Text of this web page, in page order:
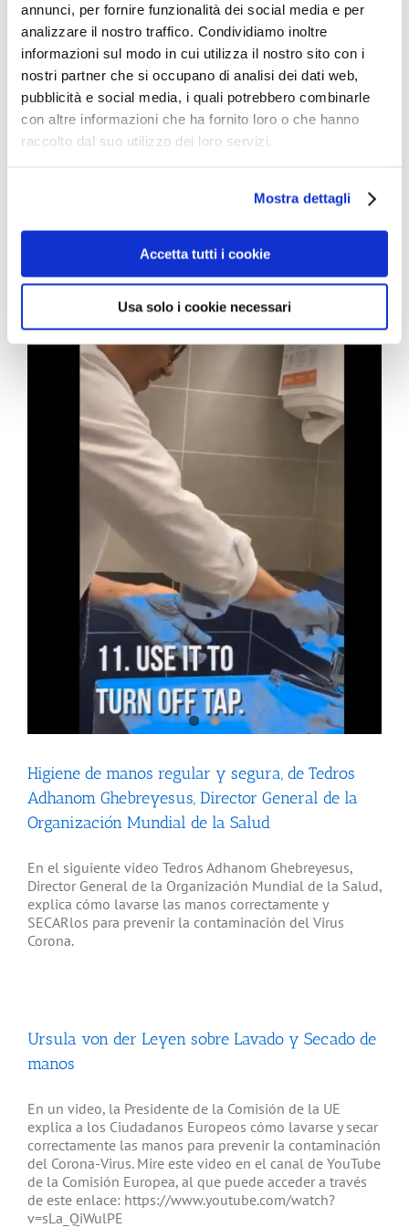
annunci, per fornire funzionalità dei social media e per
analizzare il nostro traffico. Condividiamo inoltre
informazioni sul modo in cui utilizza il nostro sito con i
nostri partner che si occupano di analisi dei dati web,
pubblicità e social media, i quali potrebbero combinarle
con altre informazioni che ha fornito loro o che hanno
raccolto dal suo utilizzo dei loro servizi.
Mostra dettagli
Accetta tutti i cookie
Usa solo i cookie necessari
microbios desde los baños hasta las salas de los
hospitales (2021)
Un nuevo estudio piloto demuestra que el método de
secado de manos puede tener un impacto significativo
en la transmisión de microbios desde los baños hasta
las salas de los hospitales. Los niveles promedio de
Higiene de manos regular y segura, de Tedros
Adhanom Ghebreyesus, Director General de la
Organización Mundial de la Salud
En el siguiente video Tedros Adhanom Ghebreyesus,
Director General de la Organización Mundial de la Salud,
explica cómo lavarse las manos correctamente y
SECARlos para prevenir la contaminación del Virus
Corona.
Ursula von der Leyen sobre Lavado y Secado de
manos
En un video, la Presidente de la Comisión de la UE
explica a los Ciudadanos Europeos cómo lavarse y secar
correctamente las manos para prevenir la contaminación
del Corona-Virus. Mire este video en el canal de YouTube
de la Comisión Europea, al que puede acceder a través
de este enlace: https://www.youtube.com/watch?
v=sLa_QiWulPE